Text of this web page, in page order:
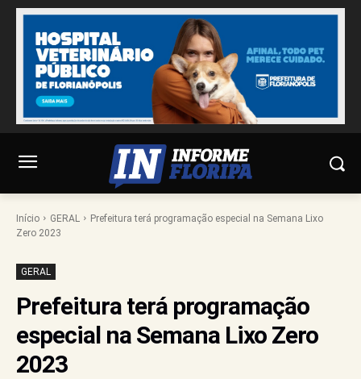
Início GERAL
Prefeitura terá programação especial na Semana Lixo
Zero 2023
GERAL
Prefeitura terá programação
especial na Semana Lixo Zero
2023